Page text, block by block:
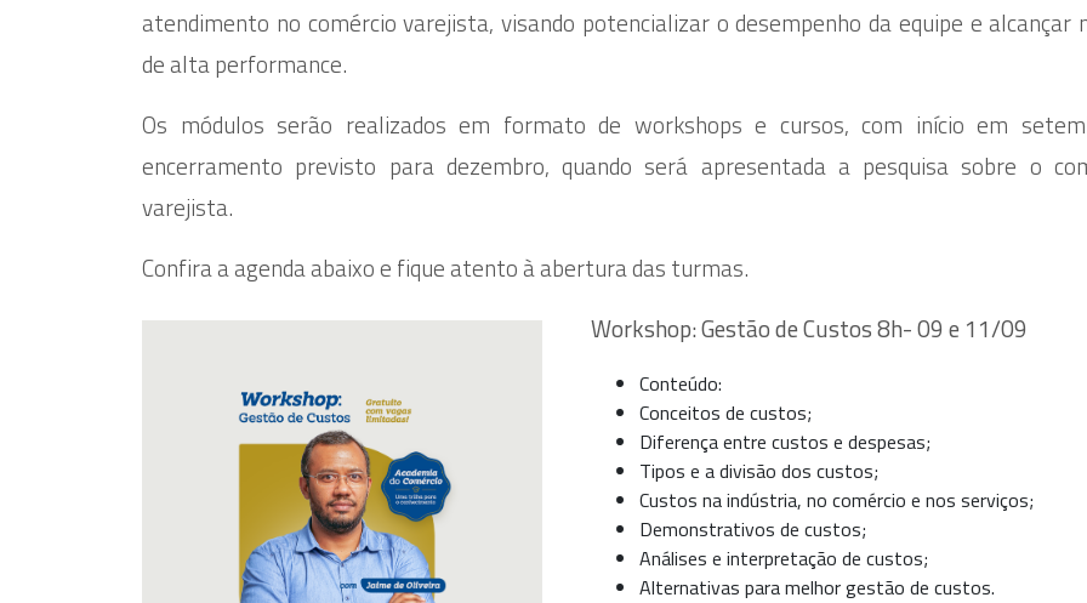
atendimento no comércio varejista, visando potencializar o desempenho da equipe e alcançar
de alta performance.
Os módulos serão realizados em formato de workshops e cursos, com início em
encerramento previsto para dezembro, quando será apresentada a pesquisa sobre o
varejista.
Confira a agenda abaixo e fique atento à abertura das turmas.
Workshop: Gestão de Custos 8h- 09 e 11/09
Conteúdo:
Conceitos de custos;
Diferença entre custos e despesas;
Tipos e a divisão dos custos;
Custos na indústria, no comércio e nos serviços;
Demonstrativos de custos;
Análises e interpretação de custos;
Alternativas para melhor gestão de custos.